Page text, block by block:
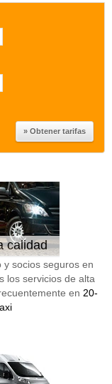
calidad
socios seguros en
los servicios de alta
en 20-